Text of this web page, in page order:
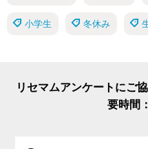
小学生 冬休み
リセマムアンケートにご
要時間